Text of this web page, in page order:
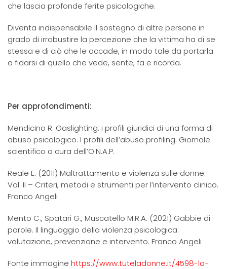
che lascia profonde ferite psicologiche.
Diventa indispensabile il sostegno di altre persone in
grado di irrobustire la percezione che la vittima ha di se
stessa e di ciò che le accade, in modo tale da portarla
a fidarsi di quello che vede, sente, fa e ricorda.
Per approfondimenti:
Mendicino R. Gaslighting: i profili giuridici di una forma di
abuso psicologico. I profili dell’abuso profiling. Giornale
scientifico a cura dell’O.N.A.P.
Reale E. (2011) Maltrattamento e violenza sulle donne.
Vol. II – Criteri, metodi e strumenti per l’intervento clinico.
Franco Angeli
Mento C., Spatari G., Muscatello M.R.A. (2021) Gabbie di
parole. Il linguaggio della violenza psicologica:
valutazione, prevenzione e intervento. Franco Angeli
Fonte immagine https://www.tuteladonne.it/4598-la-